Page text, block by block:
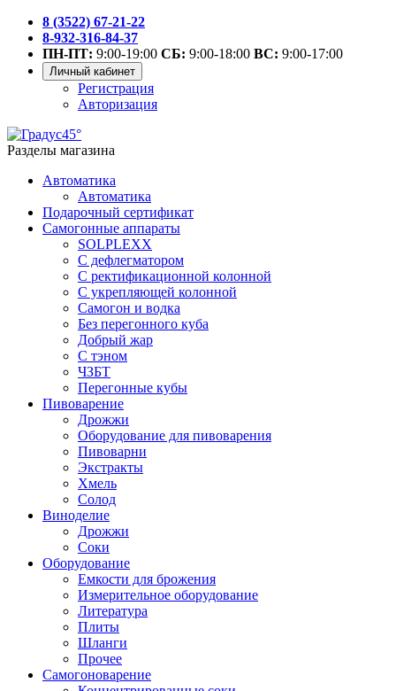
8 (3522) 67-21-22
8-932-316-84-37
ПН-ПТ: 9:00-19:00 СБ: 9:00-18:00 ВС: 9:00-17:00
Личный кабинет
Регистрация
Авторизация
Разделы магазина
Автоматика
Автоматика
Подарочный сертификат
Самогонные аппараты
SOLPLEXX
С дефлегматором
С ректификационной колонной
С укрепляющей колонной
Самогон и водка
Без перегонного куба
Добрый жар
С тэном
ЧЗБТ
Перегонные кубы
Пивоварение
Дрожжи
Оборудование для пивоварения
Пивоварни
Экстракты
Хмель
Солод
Виноделие
Дрожжи
Соки
Оборудование
Емкости для брожения
Измерительное оборудование
Литература
Плиты
Шланги
Прочее
Самогоноварение